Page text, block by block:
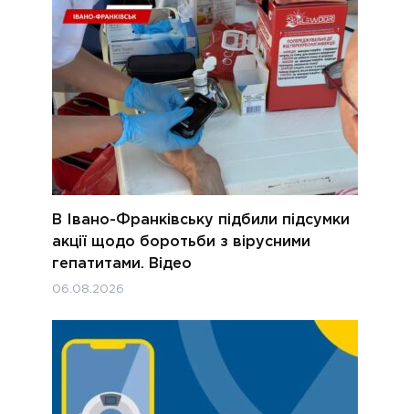
В Івано-Франківську підбили підсумки
акції щодо боротьби з вірусними
гепатитами. Відео
06.08.2026